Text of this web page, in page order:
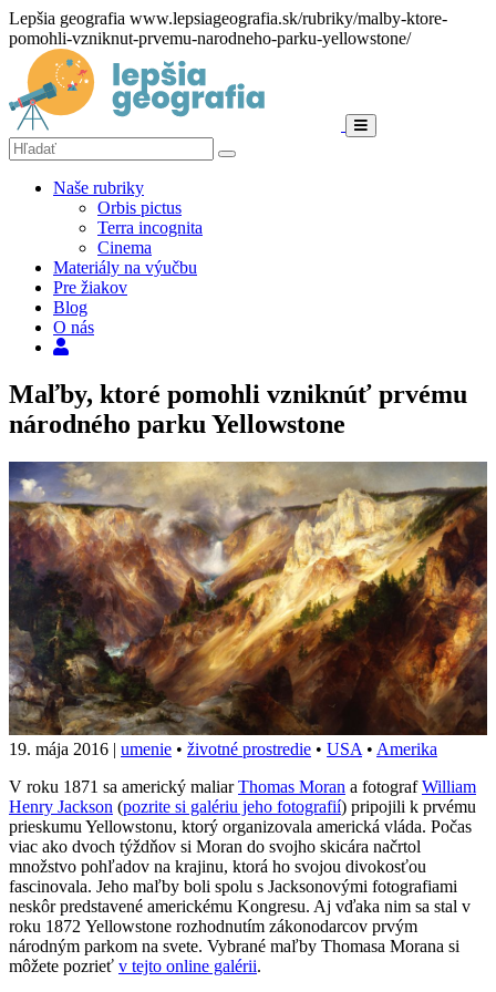
Lepšia geografia www.lepsiageografia.sk/rubriky/malby-ktore-
pomohli-vzniknut-prvemu-narodneho-parku-yellowstone/
Menu
Hľadať:
Hľadať
Naše rubriky
Orbis pictus
Terra incognita
Cinema
Materiály na výučbu
Pre žiakov
Blog
O nás
Hľadať
Maľby, ktoré pomohli vzniknúť prvému
národného parku Yellowstone
19. mája 2016 | umenie • životné prostredie • USA • Amerika
V roku 1871 sa americký maliarThomas Moran a fotografWilliam
Henry Jackson (pozrite si galériu jeho fotografií) pripojili k prvému
prieskumu Yellowstonu, ktorý organizovala americká vláda. Počas
viac ako dvoch týždňov si Moran do svojho skicára načrtol
množstvo pohľadov na krajinu, ktorá ho svojou divokosťou
fascinovala. Jeho maľby boli spolu s Jacksonovými fotografiami
neskôr predstavené americkému Kongresu. Aj vďaka nim sa stal v
roku 1872 ​Yellowstone rozhodnutím zákonodarcov prvým
národným parkom na svete. Vybrané maľby Thomasa Morana si
môžete pozrieť v tejto online galérii.